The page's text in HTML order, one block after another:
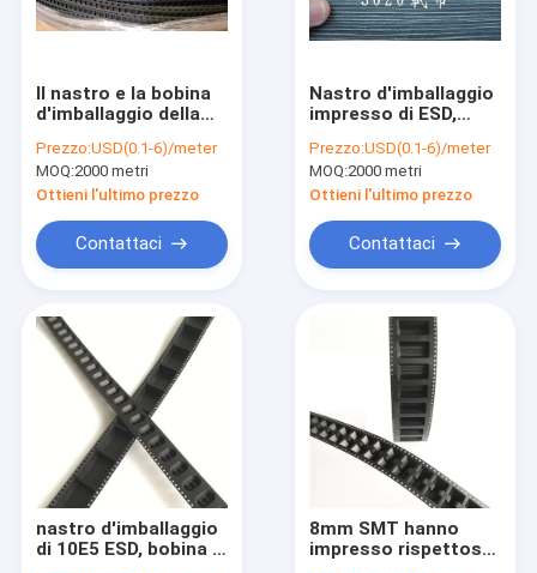
Il nastro e la bobina
d'imballaggio della
impresso
l'approvazione nera
dello SGS di ROHS
Prezzo:USD(0.1-6)/meter
MOQ:2000 metri
Ottieni l'ultimo prezzo
Contattaci
Nastro d'imballaggio
impresso di ESD,
del trasportatore di
Smd 32mm
Prezzo:USD(0.1-6)/meter
MOQ:2000 metri
Ottieni l'ultimo prezzo
Contattaci
nastro d'imballaggio
di 10E5 ESD, bobina di
8mm SMT hanno
impresso rispettoso